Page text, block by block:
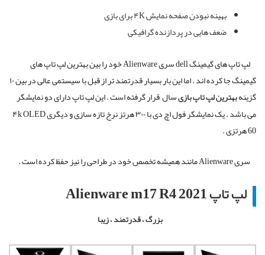
بهینه نبودن صفحه نمایش۴Kبرای بازی
ضعف هایی در پردازنده گرافیکی
لپ تاپ های گیمینگ dell سری
Alienwareخود را بین بهترین لپ تاپ های
گیمینگ جا کرده اند . اما این بار بسیار قدرتمند تر از قبل با سیستمی عالی در بین ۱۰
گزینهبهترین لپ تاپ بازیسالقرار گرفته است . این لپ تاپ دارای دو نمایشگر
می باشد . یک نمایشگر فول اچ دی با ۳۰۰ هرتز نرخ تازه سازی و دیگری ۴k OLED
60 هرتزی .
سریAlienwareمانند همیشه تخصص خود در طراحی را نیز حفظ کرده است .
لپ تاپ Alienware m17 R4 2021
بزرگ ، قدرتمند ، زیبا